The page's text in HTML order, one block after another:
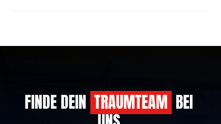
FINDE DEIN TRAUMTEAM BEI